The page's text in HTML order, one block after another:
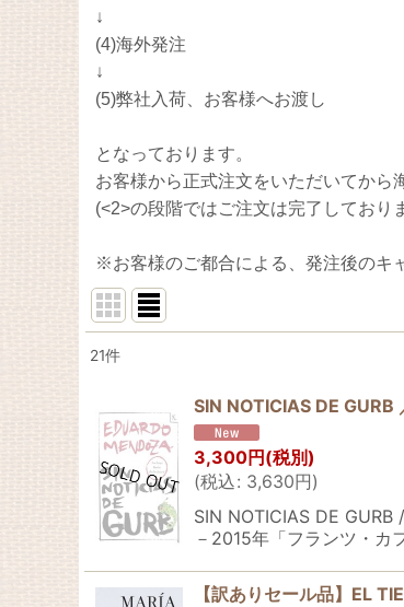
↓
(4)海外発注
↓
(5)弊社入荷、お客様へお渡し
となっております。
お客様から正式注文をいただいてから
(<2>の段階ではご注文は完了しており
※お客様のご都合による、発注後のキ
並び順:
21件
SIN NOTICIAS DE GURB
3,300円 (税別)
(税込: 3,630円)
SIN NOTICIAS DE
－2015年「フランツ・カ
【訳ありセール品】EL